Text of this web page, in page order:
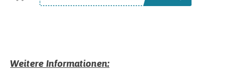
Weitere Informationen: